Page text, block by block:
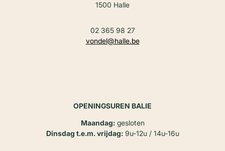
1500 Halle
02 365 98 27
vondel@halle.be
OPENINGSUREN BALIE
Maandag:gesloten
Dinsdag t.e.m. vrijdag:9u-12u / 14u-16u